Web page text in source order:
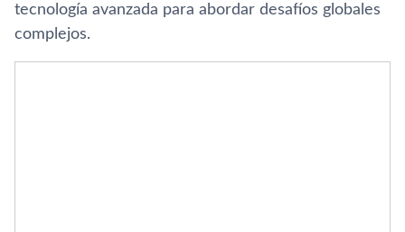
tecnología avanzada para abordar desafíos globales
complejos.